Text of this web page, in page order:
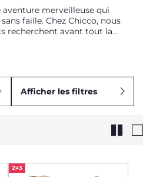
merveilleuse qui
faille. Chez Chicco, nous
recherchent avant tout la
également appelée
une nacelle douillette pour les
sécurisant. De la sortie de
à chaque étape de son
fluide entre la voiture et la
Afficher les filtres
2=3